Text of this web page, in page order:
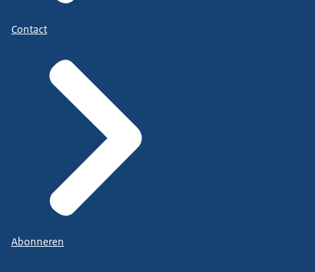
Contact
Abonneren